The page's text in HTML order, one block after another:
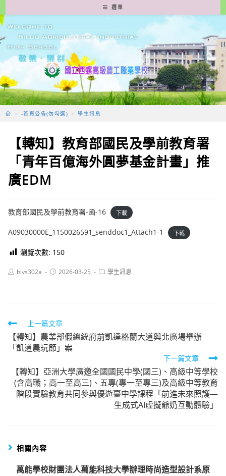
轉
至
要
容
選單
> -首頁公告(勿勾選) > 學生訊息
【轉知】教育部國民及學前教育署
「青年百億海外圓夢基金計畫」推
廣EDM
教育部國民及學前教育署-函-16 下載
A09030000E_1150026591_senddoc1_Attach1-1 下載
瀏覽次數: 150
Posthlvs302a
Post2026-03-25
Post學生訊息
Read
more
articles
上一篇文章
【轉知】農業部假總統府前凱達格蘭大道與北廣場舉辦
「凱道農玩節」案
下一篇文章
【轉知】亞洲大學廣邀全國國民中學(國三)、高級中等學校
(含高職；高一至高三)、五專(專一至專三)及高級中等教育
階段實驗教育共同參與優遊臺中學課程「前進未來照護—
生成式AI虛擬爺奶互動體驗」
相關內容
萬能學校財團法人萬能科技大學辦理時尚造型設計系原